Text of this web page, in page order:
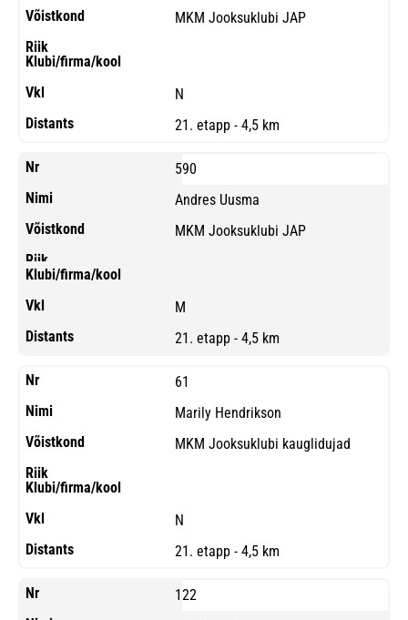
MKM Jooksuklubi JAP
N
21. etapp - 4,5 km
590
Andres Uusma
MKM Jooksuklubi JAP
M
21. etapp - 4,5 km
61
Marily Hendrikson
MKM Jooksuklubi kauglidujad
N
21. etapp - 4,5 km
122